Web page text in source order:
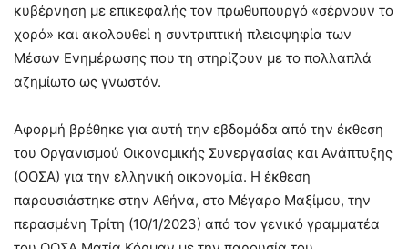
κυβέρνηση με επικεφαλής τον πρωθυπουργό «σέρνουν το
χορό» και ακολουθεί η συντριπτική πλειοψηφία των
Μέσων Ενημέρωσης που τη στηρίζουν με το πολλαπλά
αζημίωτο ως γνωστόν.
Αφορμή βρέθηκε για αυτή την εβδομάδα από την έκθεση
του Οργανισμού Οικονομικής Συνεργασίας και Ανάπτυξης
(ΟΟΣΑ) για την ελληνική οικονομία. Η έκθεση
παρουσιάστηκε στην Αθήνα, στο Μέγαρο Μαξίμου, την
περασμένη Τρίτη (10/1/2023) από τον γενικό γραμματέα